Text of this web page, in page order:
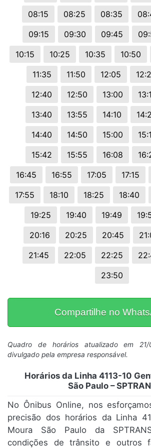
08:15
08:25 08:35
09:15
09:30 09:45
10:15
10:25 10:35 10:50
11:35
11:50 12:05
12:40
12:50 13:00
13:40
13:55 14:10
14:40
14:50 15:00
15:42
15:55 16:08
16:45
16:55 17:05 17:15
17:55
18:10 18:25 18:40
19:25
19:40 19:49
20:16
20:25 20:45
21:45
22:05 22:25
23:50
Compartilhe no
Quadro de horários atualizado em 21/
divulgado pela empresa responsável.
Horários da Linha 4113-10
São Paulo –
No Ônibus Online, nos
precisão dos horários da Linha
Moura São Paulo da
condições de trânsito e outros